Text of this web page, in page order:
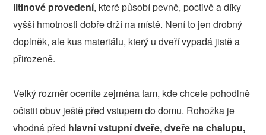
litinové provedení, které působí pevně, poctivě a díky
vyšší hmotnosti dobře drží na místě. Není to jen drobný
doplněk, ale kus materiálu, který u dveří vypadá jistě a
přirozeně.
Velký rozměr oceníte zejména tam, kde chcete pohodlně
očistit obuv ještě před vstupem do domu. Rohožka je
vhodná před hlavní vstupní dveře, dveře na chalupu,